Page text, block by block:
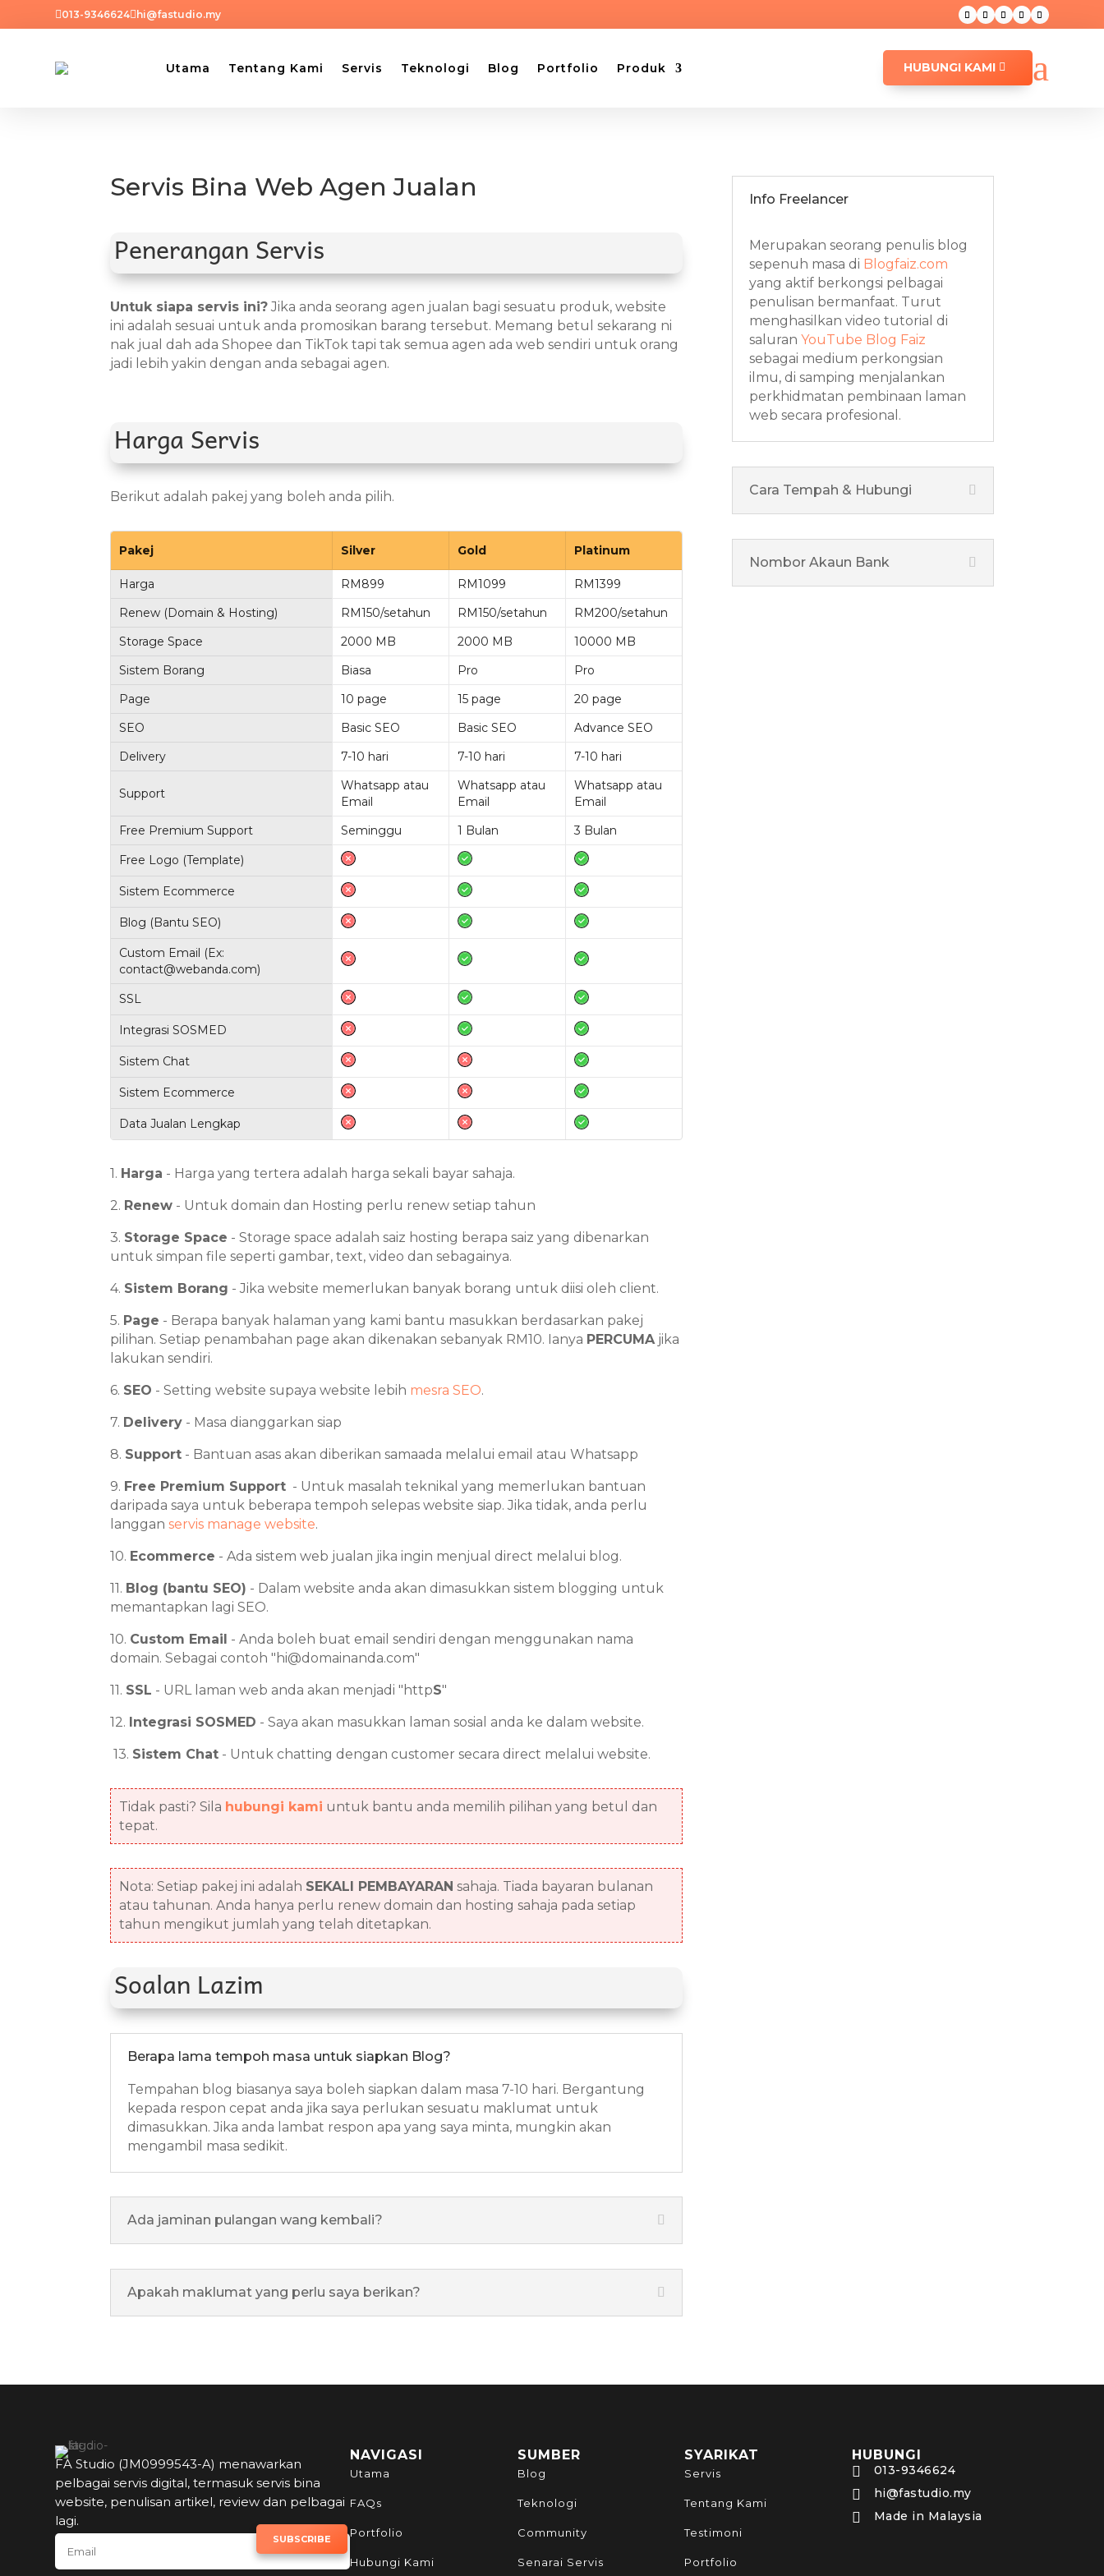
013-9346624 hi@fastudio.my
Utama Tentang Kami Servis Teknologi Blog Portfolio Produk HUBUNGI KAMI a
Servis Bina Web Agen Jualan
Penerangan Servis
Untuk siapa servis ini?Jika anda seorang agen jualan bagi sesuatu produk, website
ini adalah sesuai untuk anda promosikan barang tersebut. Memang betul sekarang ni
nak jual dah ada Shopee dan TikTok tapi tak semua agen ada web sendiri untuk orang
jadi lebih yakin dengan anda sebagai agen.
Harga Servis
Berikut adalah pakej yang boleh anda pilih.
Pakej Silver Gold Platinum
Harga RM899 RM1099
RM1399
Renew (Domain & Hosting)
RM150/setahun RM150/setahun
RM200/setahun
Storage Space
2000 MB 2000 MB
10000 MB
Sistem Borang
Biasa Pro
Pro
Page
10 page 15 page
20 page
SEO
Basic SEO Basic SEO
Advance SEO
Delivery
7-10 hari 7-10 hari 7-10 hari
Support
Whatsapp atau
Email
Whatsapp atau
Email
Whatsapp atau
Email
Free Premium Support
Seminggu 1 Bulan
3 Bulan
Free Logo (Template)
Sistem Ecommerce
Blog (Bantu SEO)
Custom Email (Ex:
contact@webanda.com)
SSL
Integrasi SOSMED
Sistem Chat
Sistem Ecommerce
Data Jualan Lengkap
1. Harga - Harga yang tertera adalah harga sekali bayar sahaja.
2. Renew - Untuk domain dan Hosting perlu renew setiap tahun
3. Storage Space - Storage space adalah saiz hosting berapa saiz yang dibenarkan
untuk simpan file seperti gambar, text, video dan sebagainya.
4. Sistem Borang - Jika website memerlukan banyak borang untuk diisi oleh client.
5. Page - Berapa banyak halaman yang kami bantu masukkan berdasarkan pakej
pilihan. Setiap penambahan page akan dikenakan sebanyak RM10. Ianya PERCUMAjika
lakukan sendiri.
6. SEO - Setting website supaya website lebih mesra SEO.
7. Delivery - Masa dianggarkan siap
8. Support - Bantuan asas akan diberikan samaada melalui email atau Whatsapp
9. Free Premium Support - Untuk masalah teknikal yang memerlukan bantuan
daripada saya untuk beberapa tempoh selepas website siap. Jika tidak, anda perlu
langganservis manage website.
10. Ecommerce - Ada sistem web jualan jika ingin menjual direct melalui blog.
11. Blog (bantu SEO) - Dalam website anda akan dimasukkan sistem blogging untuk
memantapkan lagi SEO.
10. Custom Email - Anda boleh buat email sendiri dengan menggunakan nama
domain. Sebagai contoh "hi@domainanda.com"
11. SSL - URL laman web anda akan menjadi "httpS"
12. Integrasi SOSMED - Saya akan masukkan laman sosial anda ke dalam website.
13. Sistem Chat - Untuk chatting dengan customer secara direct melalui website.
Tidak pasti? Sila hubungi kami untuk bantu anda memilih pilihan yang betul dan
tepat.
Nota: Setiap pakej ini adalah SEKALI PEMBAYARAN sahaja. Tiada bayaran bulanan
atau tahunan. Anda hanya perlu renew domain dan hosting sahaja pada setiap
tahun mengikut jumlah yang telah ditetapkan.
Soalan Lazim
Berapa lama tempoh masa untuk siapkan Blog?
Tempahan blog biasanya saya boleh siapkan dalam masa 7-10 hari. Bergantung
kepada respon cepat anda jika saya perlukan sesuatu maklumat untuk
dimasukkan. Jika anda lambat respon apa yang saya minta, mungkin akan
mengambil masa sedikit.
Ada jaminan pulangan wang kembali?
Apakah maklumat yang perlu saya berikan?
Info Freelancer
Merupakan seorang penulis blog
sepenuh masa di Blogfaiz.com
yang aktif berkongsi pelbagai
penulisan bermanfaat. Turut
menghasilkan video tutorial di
saluran YouTube Blog Faiz
sebagai medium perkongsian
ilmu, di samping menjalankan
perkhidmatan pembinaan laman
web secara profesional.
Cara Tempah & Hubungi
Nombor Akaun Bank
FA Studio (JM0999543-A) menawarkan
pelbagai servis digital, termasuk servis bina
website, penulisan artikel, review dan pelbagai
lagi.
SUBSCRIBE TO NEWSLETTER SUBSCRIBE
NAVIGASI
Utama
FAQs
Portfolio
Hubungi Kami
SUMBER
Blog
Teknologi
Community
Senarai Servis
SYARIKAT
Servis
Tentang Kami
Testimoni
Portfolio
HUBUNGI
 013-9346624
 hi@fastudio.my
 Made in Malaysia